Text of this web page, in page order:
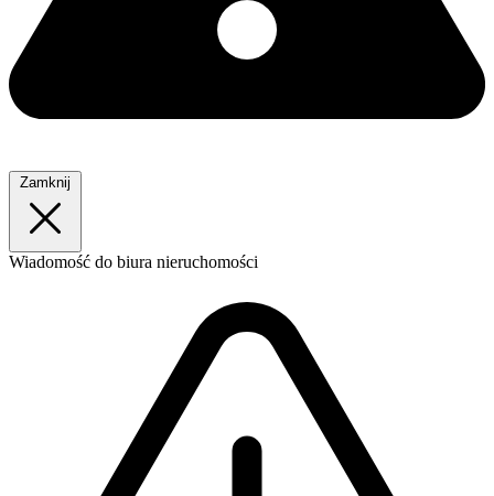
Zamknij
Wiadomość do biura nieruchomości